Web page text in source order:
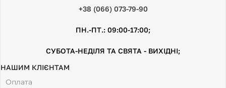
+38 (066) 073-79-90
ПН.-ПТ.: 09:00-17:00;
СУБОТА-НЕДІЛЯ ТА СВЯТА - ВИХІДНІ;
НАШИМ КЛІЄНТАМ
Оплата